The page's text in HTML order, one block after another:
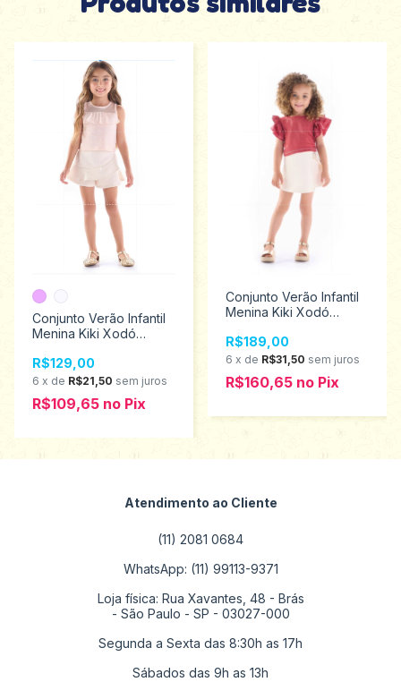
Conjunto Verão Infantil
Menina Kiki Xodó
2450053
R$129,00
6 x de R$21,50 sem juros
R$109,65 no Pix
Conjunto Verão Infantil
Menina Kiki Xodó
2450059
R$189,00
6 x de R$31,50 sem juros
R$160,65 no Pix
Atendimento ao Cliente
(11) 2081 0684
WhatsApp: (11) 99113-9371
Loja física: Rua Xavantes, 48 - Brás
- São Paulo - SP - 03027-000
Segunda a Sexta das 8:30h as 17h
Sábados das 9h as 13h